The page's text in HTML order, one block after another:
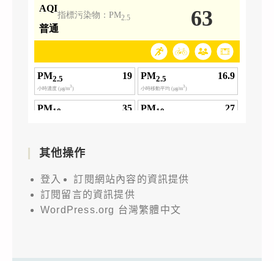
其他操作
登入
訂閱網站內容的資訊提供
訂閱留言的資訊提供
WordPress.org 台灣繁體中文